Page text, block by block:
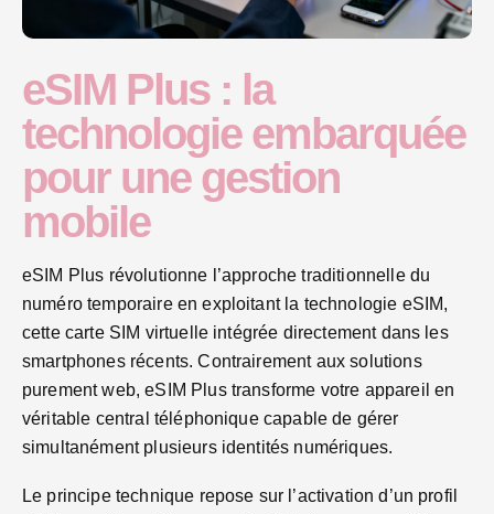
eSIM Plus : la
technologie embarquée
pour une gestion
mobile
eSIM Plus révolutionne l’approche traditionnelle du
numéro temporaire en exploitant la technologie eSIM,
cette carte SIM virtuelle intégrée directement dans les
smartphones récents. Contrairement aux solutions
purement web, eSIM Plus transforme votre appareil en
véritable central téléphonique capable de gérer
simultanément plusieurs identités numériques.
Le principe technique repose sur l’activation d’un profil